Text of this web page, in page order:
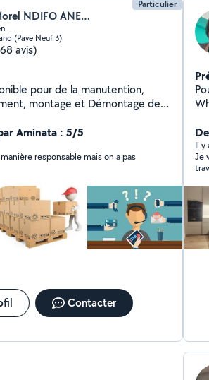
Particulier
Nelson Morel NDIFO ANEGUE
(Pave Neuf 3)
avis)
pour de la manutention,
montage et Démontage des
travailleur et sociable.
Aminata : 5/5
responsable mais on a pas
Contacter
Il y
Je